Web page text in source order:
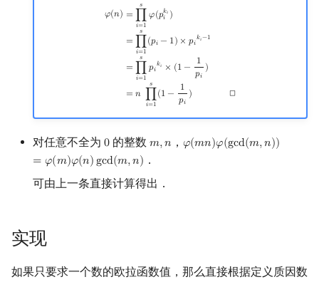
最大团搜索算法
图上随机游走
𝜑(𝑛) =
𝑠
∏
𝑖=1
𝜑(𝑝𝑘𝑖
𝑖 )
=
𝑠
∏
𝑖=1
(𝑝𝑖 − 1) × 𝑝𝑖
𝑘𝑖−1
=
𝑠
∏
𝑖=1
𝑝𝑖
𝑘𝑖 × (1 − 1
𝑝𝑖
)
= 𝑛
𝑠
∏
𝑖=1
(1 − 1
𝑝𝑖
) ◻
) ∏ 1s(p ×
对任意不全为 0
0 的整数 𝑚,𝑛
m,n ， 𝜑(𝑚𝑛)𝜑(gcd(𝑚,𝑛))
= 𝜑(𝑚)𝜑(𝑛)gcd(𝑚,𝑛)
φ(mn)φ(gcd(m,n))=
．
可由上一条直接计算得出．
实现
如果只要求一个数的欧拉函数值，那么直接根据定义质因数